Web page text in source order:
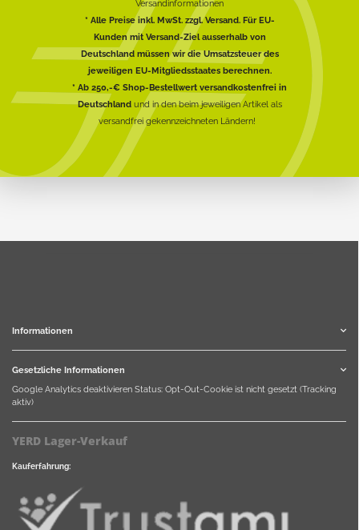
Versandinformationen
* Alle Preise inkl. MwSt. zzgl. Versand. Für EU-
Kunden mit Versand-Ziel ausserhalb von
Deutschland müssen wir die Umsatzsteuer des
jeweiligen EU-Mitgliedsstaates berechnen.
* Ab 250,-€ Shop-Bestellwert versandkostenfrei in
Deutschlandund in den beim jeweiligen Artikel als
versandfrei gekennzeichneten Ländern!
Informationen
Gesetzliche Informationen
Google Analytics deaktivieren Status: Opt-Out-Cookie ist nicht gesetzt (Tracking
aktiv)
YERD Lager-Verkauf
Kauferfahrung: